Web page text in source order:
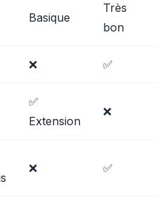
Basique
Très
bon
❌ ✅
✅
Extension
❌
❌ ✅